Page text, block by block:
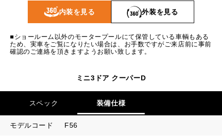
ボーナス月数 内装を見る 外装を見る
■ショールーム以外のモータープールにて保管している車輌もある
ため、実車をご覧になりたい場合は、お手数ですがご来店前に事前
確認のご連絡を頂きますようお願い致します。
ミニ3ドア クーパーD
スペック 装備仕様
モデルコード F56